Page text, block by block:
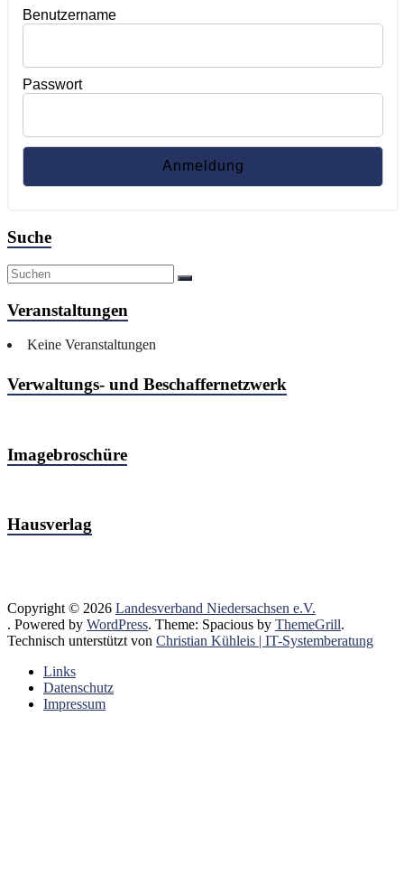
Benutzername
Passwort
Suche
Veranstaltungen
Keine Veranstaltungen
Verwaltungs- und Beschaffernetzwerk
Imagebroschüre
Hausverlag
Copyright © 2026 Landesverband Niedersachsen e.V.
. Powered by WordPress. Theme: Spacious by ThemeGrill.
Technisch unterstützt von Christian Kühleis | IT-Systemberatung
Links
Datenschutz
Impressum